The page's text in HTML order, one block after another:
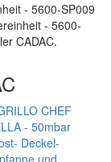
- 5600-SP009
- 5600-
CADAC.